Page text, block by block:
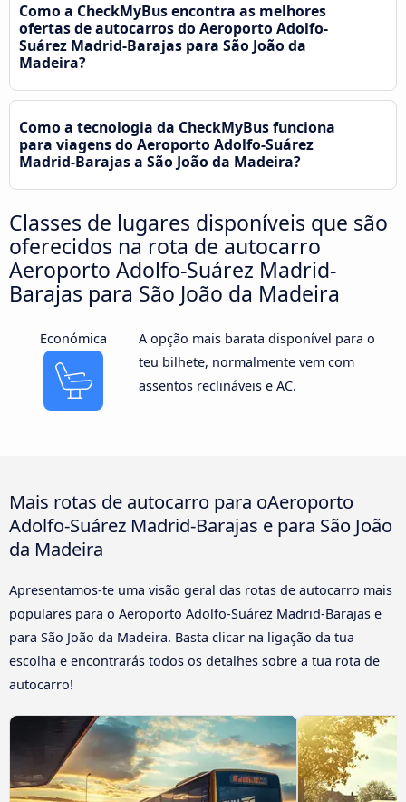
Como a CheckMyBus encontra as melhores
ofertas de autocarros do Aeroporto Adolfo-
Suárez Madrid-Barajas para São João da
Madeira?
Como a tecnologia da CheckMyBus funciona
para viagens do Aeroporto Adolfo-Suárez
Madrid-Barajas a São João da Madeira?
Classes de lugares disponíveis que são
oferecidos na rota de autocarro
Aeroporto Adolfo-Suárez Madrid-
Barajas para São João da Madeira
Económica
A opção mais barata disponível para o
teu bilhete, normalmente vem com
assentos reclináveis e AC.
Mais rotas de autocarro para oAeroporto
Adolfo-Suárez Madrid-Barajas e para São João
da Madeira
Apresentamos-te uma visão geral das rotas de autocarro mais
populares para o Aeroporto Adolfo-Suárez Madrid-Barajas e
para São João da Madeira. Basta clicar na ligação da tua
escolha e encontrarás todos os detalhes sobre a tua rota de
autocarro!